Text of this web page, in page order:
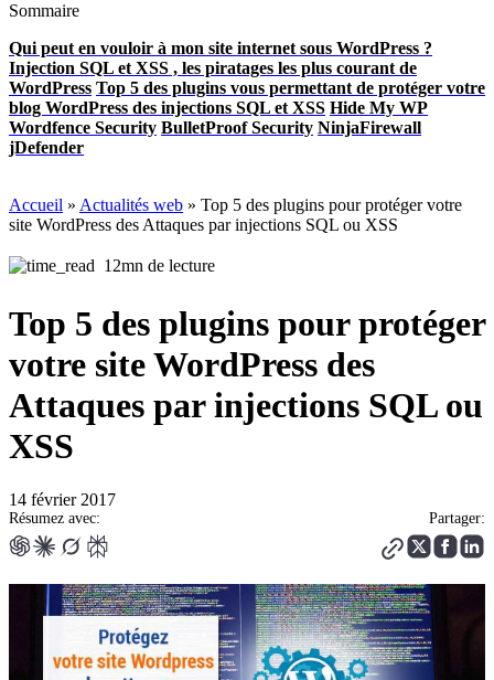
Sommaire
Qui peut en vouloir à mon site internet sous WordPress ?
Injection SQL et XSS , les piratages les plus courant de
WordPress Top 5 des plugins vous permettant de protéger votre
blog WordPress des injections SQL et XSS Hide My WP
Wordfence Security BulletProof Security NinjaFirewall
jDefender
Accueil » Actualités web » Top 5 des plugins pour protéger votre
site WordPress des Attaques par injections SQL ou XSS
12mn de lecture
Top 5 des plugins pour protéger
votre site WordPress des
Attaques par injections SQL ou
XSS
14 février 2017
Résumez avec: Partager: